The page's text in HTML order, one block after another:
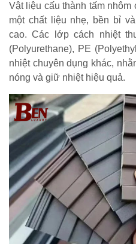
Vật liệu cấu thành tấm
một chất liệu nhẹ, bền bỉ
cao. Các lớp cách nhiệt
(Polyurethane), PE
nhiệt chuyên dụng khác,
nóng và giữ nhiệt hiệu quả.